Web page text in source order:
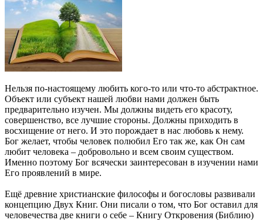
Нельзя по-настоящему любить кого-то или что-то абстрактное.
Объект или субъект нашей любви нами должен быть
предварительно изучен. Мы должны видеть его красоту,
совершенство, все лучшие стороны. Должны приходить в
восхищение от него. И это порождает в нас любовь к нему.
Бог желает, чтобы человек полюбил Его так же, как Он сам
любит человека – добровольно и всем своим существом.
Именно поэтому Бог всячески заинтересован в изучении нами
Его проявлений в мире.
Ещё древние христианские философы и богословы развивали
концепцию Двух Книг. Они писали о том, что Бог оставил для
человечества две книги о себе – Книгу Откровения (Библию)